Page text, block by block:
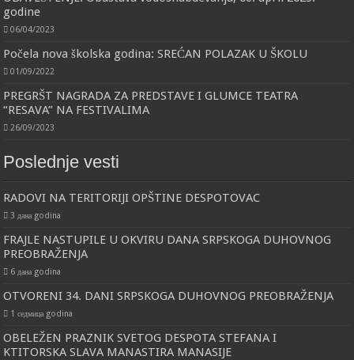
godine
06/04/2023
Počela nova školska godina: SREĆAN POLAZAK U ŠKOLU
01/09/2022
PREGRŠT NAGRADA ZA PREDSTAVE I GLUMCE TEATRA
“RESAVA” NA FESTIVALIMA
26/09/2023
Poslednje vesti
RADOVI NA TERITORIJI OPŠTINE DESPOTOVAC
3 дана godina
FRAJLE NASTUPILE U OKVIRU DANA SRPSKOGA DUHOVNOG
PREOBRAŽENJA
6 дана godina
OTVORENI 34. DANI SRPSKOGA DUHOVNOG PREOBRAŽENJA
1 седмица godina
OBELEŽEN PRAZNIK SVETOG DESPOTA STEFANA I
KTITORSKA SLAVA MANASTIRA MANASIJE